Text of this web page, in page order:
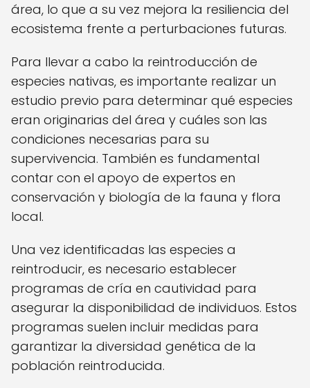
área, lo que a su vez mejora la resiliencia del
ecosistema frente a perturbaciones futuras.
Para llevar a cabo la reintroducción de
especies nativas, es importante realizar un
estudio previo para determinar qué especies
eran originarias del área y cuáles son las
condiciones necesarias para su
supervivencia. También es fundamental
contar con el apoyo de expertos en
conservación y biología de la fauna y flora
local.
Una vez identificadas las especies a
reintroducir, es necesario establecer
programas de cría en cautividad para
asegurar la disponibilidad de individuos. Estos
programas suelen incluir medidas para
garantizar la diversidad genética de la
población reintroducida.